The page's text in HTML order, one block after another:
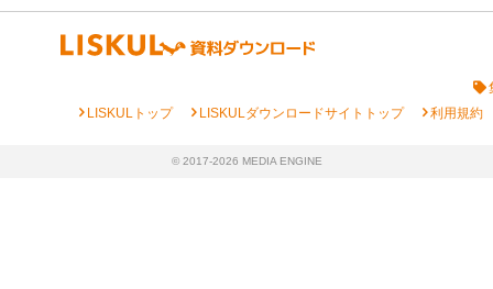
chevron_rightLISKULトップ chevron_rightLISKULダウンロードサイトトップ chevron_right利用規約
© 2017-2026 MEDIA ENGINE